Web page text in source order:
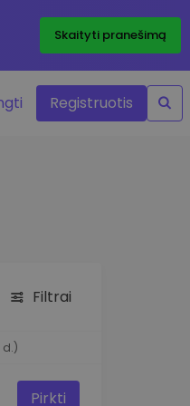
Skaityti pranešimą
Registruotis
Filtrai
d.)
Pirkti